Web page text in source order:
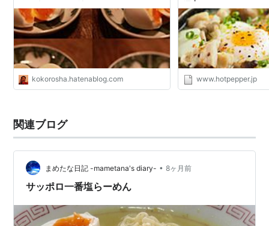
kokorosha.hatenablog.com www.hotpepper.jp
関連ブログ
まめたな日記 -mametana's diary- • 8ヶ月前
サッポロ一番塩らーめん